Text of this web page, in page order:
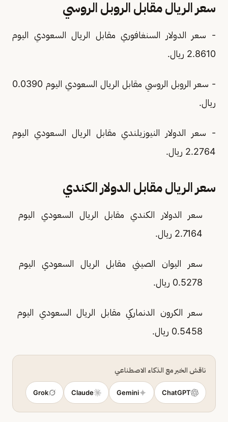
سعر الريال مقابل الروبل الروسي
- سعر الدولار السنغافوري مقابل الريال السعودي اليوم
2.8610 ريال.
- سعر الروبل الروسي مقابل الريال السعودي اليوم 0.0390
ريال.
- سعر الدولار النيوزيلندي مقابل الريال السعودي اليوم
2.2764 ريال.
سعر الريال مقابل الدولار الكندي
سعر الدولار الكندي مقابل الريال السعودي اليوم
2.7164 ريال.
سعر اليوان الصيني مقابل الريال السعودي اليوم
0.5278 ريال.
سعر الكرون الدنماركي مقابل الريال السعودي اليوم
0.5458 ريال.
ناقش الخبر مع الذكاء الاصطناعي
ChatGPT
Gemini
Claude
Grok